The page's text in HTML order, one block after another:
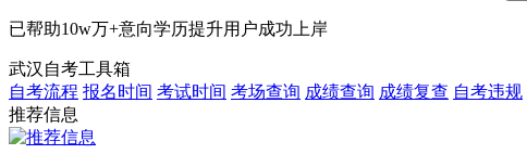
已帮助10w万+意向学历提升用户成功上岸
武汉自考工具箱
自考流程 报名时间 考试时间 考场查询 成绩查询 成绩复查 自考违规
推荐信息